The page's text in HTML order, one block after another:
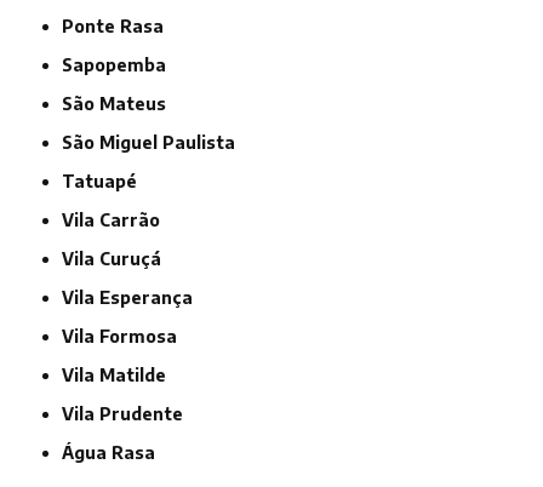
Ponte Rasa
Sapopemba
São Mateus
São Miguel Paulista
Tatuapé
Vila Carrão
Vila Curuçá
Vila Esperança
Vila Formosa
Vila Matilde
Vila Prudente
Água Rasa